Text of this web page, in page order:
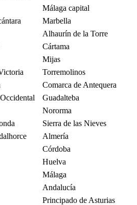
Málaga capital
Marbella
Alhaurín de la Torre
Cártama
Mijas
Torremolinos
Comarca de Antequera
Guadalteba
Nororma
Sierra de las Nieves
Almería
Córdoba
Huelva
Málaga
Andalucía
Principado de Asturias